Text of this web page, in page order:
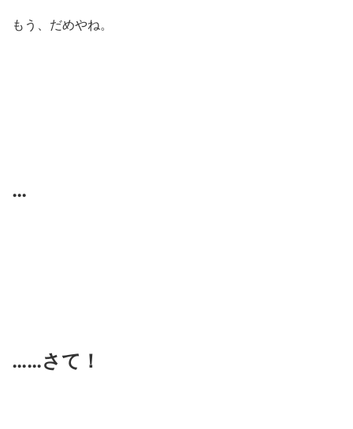
もう、だめやね。
…
……さて！